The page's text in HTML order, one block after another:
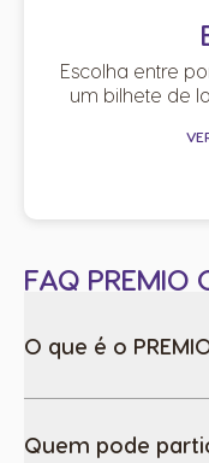
Escolha entre
um bilhete de
FAQ PREMIO
O que é o
Quem pode